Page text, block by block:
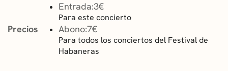
Precios
Entrada:3€
Para este concierto
Abono:7€
Para todos los conciertos del Festival de
Habaneras